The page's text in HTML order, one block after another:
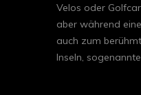
Velos oder
aber während
auch zum
Inseln,